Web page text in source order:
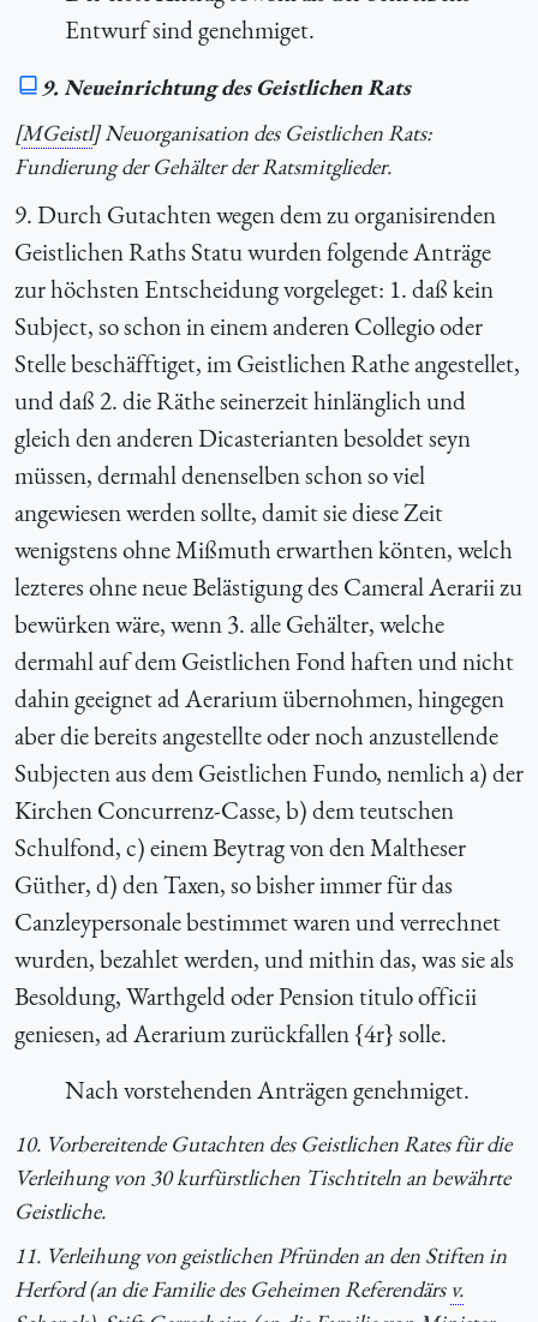
Entwurf sind genehmiget.
9. Neueinrichtung des Geistlichen Rats
[MGeistl] Neuorganisation des Geistlichen Rats:
Fundierung der Gehälter der Ratsmitglieder.
9. Durch Gutachten wegen dem zu organisirenden
Geistlichen Raths Statu wurden folgende Anträge
zur höchsten Entscheidung vorgeleget: 1. daß kein
Subject, so schon in einem anderen Collegio oder
Stelle beschäfftiget, im Geistlichen Rathe angestellet,
und daß 2. die Räthe seinerzeit hinlänglich und
gleich den anderen Dicasterianten besoldet seyn
müssen, dermahl denenselben schon so viel
angewiesen werden sollte, damit sie diese Zeit
wenigstens ohne Mißmuth erwarthen könten, welch
lezteres ohne neue Belästigung des Cameral Aerarii zu
bewürken wäre, wenn 3. alle Gehälter, welche
dermahl auf dem Geistlichen Fond haften und nicht
dahin geeignet ad Aerarium übernohmen, hingegen
aber die bereits angestellte oder noch anzustellende
Subjecten aus dem Geistlichen Fundo, nemlich a) der
Kirchen Concurrenz-Casse, b) dem teutschen
Schulfond, c) einem Beytrag von den Maltheser
Güther, d) den Taxen, so bisher immer für das
Canzleypersonale bestimmet waren und verrechnet
wurden, bezahlet werden, und mithin das, was sie als
Besoldung, Warthgeld oder Pension titulo officii
geniesen, ad Aerarium zurückfallen {4r} solle.
Nach vorstehenden Anträgen genehmiget.
10. Vorbereitende Gutachten des Geistlichen Rates für die
Verleihung von 30 kurfürstlichen Tischtiteln an bewährte
Geistliche.
11. Verleihung von geistlichen Pfründen an den Stiften in
Herford (an die Familie des Geheimen Referendärs v.